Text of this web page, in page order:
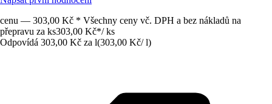
cenu — 303,00 Kč * Všechny ceny vč. DPH a bez nákladů na
přepravu za ks303,00 Kč*/ ks
Odpovídá 303,00 Kč za l(303,00 Kč/ l)